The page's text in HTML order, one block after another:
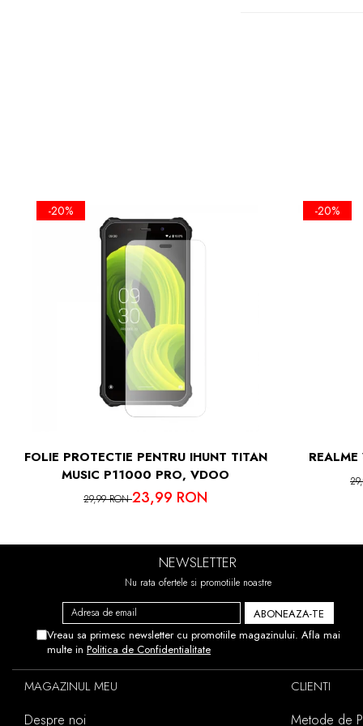
•KIT
IN CAZUL
-20%
FOLIE PROTECTIE PENTRU IHUNT TITAN
MUSIC P11000 PRO, VDOO
29,99 RON23,99 RON
-20%
NEWSLETTER
Nu rata ofertele si promotiile noastre
Vreau sa primesc newsletter cu promotiile magazinului. Afla mai
multe in Politica de Confidentialitate
MAGAZINUL MEU
Despre noi
CLIENTI
Metode de